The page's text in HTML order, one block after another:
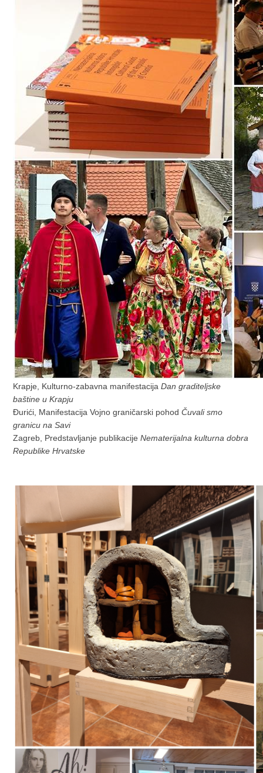
Krapje, Kulturno-zabavna manifestacijaDan graditeljske
baštine u Krapju
Đurići, Manifestacija Vojno graničarski pohodČuvali smo
granicu na Savi
Zagreb, Predstavljanje publikacijeNematerijalna kulturna dobra
Republike Hrvatske